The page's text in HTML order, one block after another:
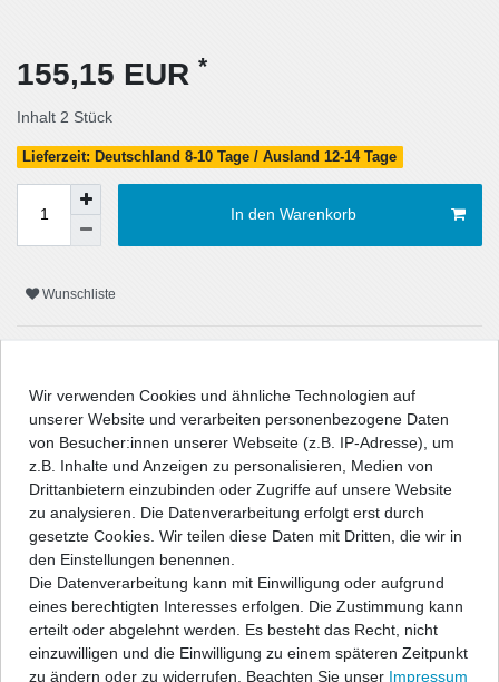
155,15 EUR *
Inhalt 2 Stück
Lieferzeit: Deutschland 8-10 Tage / Ausland 12-14 Tage
In den Warenkorb
Wunschliste
Beschreibung
Technische Daten
Angaben Produktsicherheit
Wir verwenden Cookies und ähnliche Technologien auf
unserer Website und verarbeiten personenbezogene Daten
von Besucher:innen unserer Webseite (z.B. IP-Adresse), um
z.B. Inhalte und Anzeigen zu personalisieren, Medien von
Drittanbietern einzubinden oder Zugriffe auf unsere Website
zu analysieren. Die Datenverarbeitung erfolgt erst durch
gesetzte Cookies. Wir teilen diese Daten mit Dritten, die wir in
den Einstellungen benennen.
Die Datenverarbeitung kann mit Einwilligung oder aufgrund
eines berechtigten Interesses erfolgen. Die Zustimmung kann
erteilt oder abgelehnt werden. Es besteht das Recht, nicht
einzuwilligen und die Einwilligung zu einem späteren Zeitpunkt
zu ändern oder zu widerrufen. Beachten Sie unser Impressum